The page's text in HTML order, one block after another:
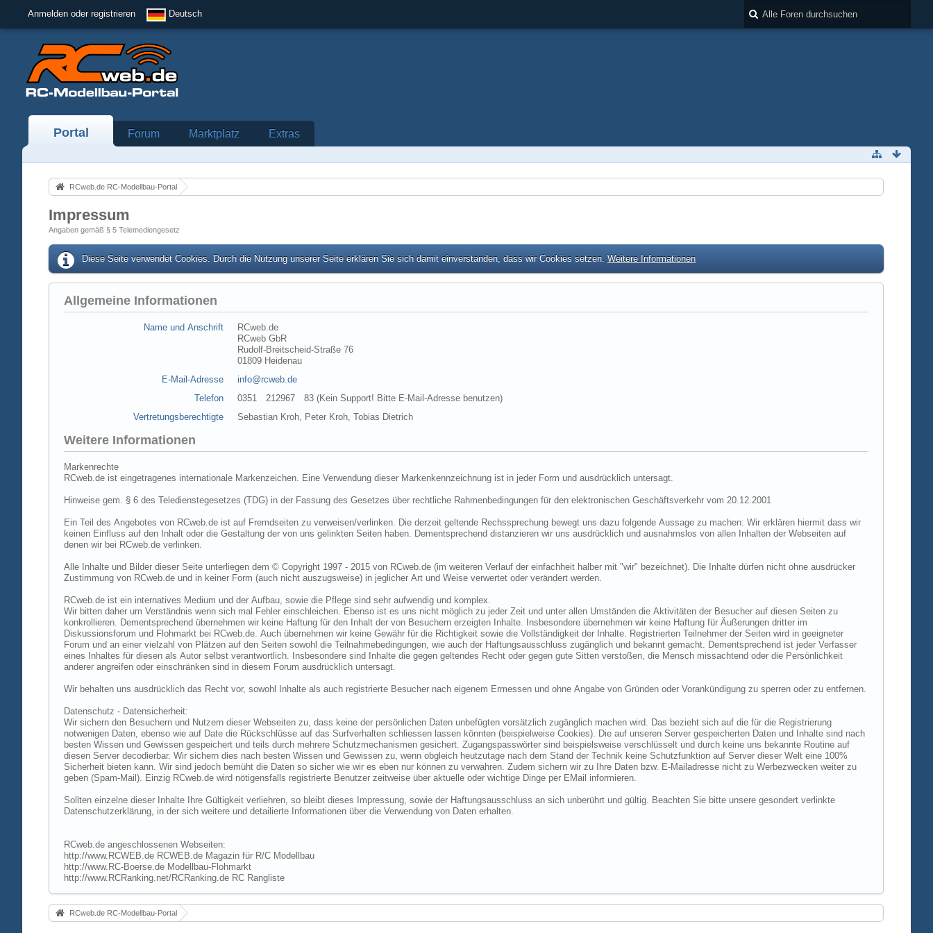
Anmelden oder registrieren Deutsch
Portal Forum Marktplatz Extras
RCweb.de RC-Modellbau-Portal
Impressum
Angaben gemäß § 5 Telemediengesetz
Diese Seite verwendet Cookies. Durch die Nutzung unserer Seite erklären Sie sich damit einverstanden, dass wir Cookies setzen. Weitere Informationen
Allgemeine Informationen
Name und Anschrift
RCweb.de
RCweb GbR
Rudolf-Breitscheid-Straße 76
01809 Heidenau
E-Mail-Adresse
info@rcweb.de
Telefon
0351 212967 83 (Kein Support! Bitte E-Mail-Adresse benutzen)
Vertretungsberechtigte
Sebastian Kroh, Peter Kroh, Tobias Dietrich
Weitere Informationen
Markenrechte
RCweb.de ist eingetragenes internationale Markenzeichen. Eine Verwendung dieser Markenkennzeichnung ist in jeder Form und ausdrücklich untersagt.
Hinweise gem. § 6 des Teledienstegesetzes (TDG) in der Fassung des Gesetzes über rechtliche Rahmenbedingungen für den elektronischen Geschäftsverkehr vom 20.12.2001
Ein Teil des Angebotes von RCweb.de ist auf Fremdseiten zu verweisen/verlinken. Die derzeit geltende Rechssprechung bewegt uns dazu folgende Aussage zu machen: Wir erklären hiermit dass wir
keinen Einfluss auf den Inhalt oder die Gestaltung der von uns gelinkten Seiten haben. Dementsprechend distanzieren wir uns ausdrücklich und ausnahmslos von allen Inhalten der Webseiten auf
denen wir bei RCweb.de verlinken.
Alle Inhalte und Bilder dieser Seite unterliegen dem © Copyright 1997 - 2015 von RCweb.de (im weiteren Verlauf der einfachheit halber mit "wir" bezeichnet). Die Inhalte dürfen nicht ohne ausdrücker
Zustimmung von RCweb.de und in keiner Form (auch nicht auszugsweise) in jeglicher Art und Weise verwertet oder verändert werden.
RCweb.de ist ein internatives Medium und der Aufbau, sowie die Pflege sind sehr aufwendig und komplex.
Wir bitten daher um Verständnis wenn sich mal Fehler einschleichen. Ebenso ist es uns nicht möglich zu jeder Zeit und unter allen Umständen die Aktivitäten der Besucher auf diesen Seiten zu
konkrollieren. Dementsprechend übernehmen wir keine Haftung für den Inhalt der von Besuchern erzeigten Inhalte. Insbesondere übernehmen wir keine Haftung für Äußerungen dritter im
Diskussionsforum und Flohmarkt bei RCweb.de. Auch übernehmen wir keine Gewähr für die Richtigkeit sowie die Vollständigkeit der Inhalte. Registrierten Teilnehmer der Seiten wird in geeigneter
Forum und an einer vielzahl von Plätzen auf den Seiten sowohl die Teilnahmebedingungen, wie auch der Haftungsausschluss zugänglich und bekannt gemacht. Dementsprechend ist jeder Verfasser
eines Inhaltes für diesen als Autor selbst verantwortlich. Insbesondere sind Inhalte die gegen geltendes Recht oder gegen gute Sitten verstoßen, die Mensch missachtend oder die Persönlichkeit
anderer angreifen oder einschränken sind in diesem Forum ausdrücklich untersagt.
Wir behalten uns ausdrücklich das Recht vor, sowohl Inhalte als auch registrierte Besucher nach eigenem Ermessen und ohne Angabe von Gründen oder Vorankündigung zu sperren oder zu entfernen.
Datenschutz - Datensicherheit:
Wir sichern den Besuchern und Nutzern dieser Webseiten zu, dass keine der persönlichen Daten unbefügten vorsätzlich zugänglich machen wird. Das bezieht sich auf die für die Registrierung
notwenigen Daten, ebenso wie auf Date die Rückschlüsse auf das Surfverhalten schliessen lassen könnten (beispielweise Cookies). Die auf unseren Server gespeicherten Daten und Inhalte sind nach
besten Wissen und Gewissen gespeichert und teils durch mehrere Schutzmechanismen gesichert. Zugangspasswörter sind beispielsweise verschlüsselt und durch keine uns bekannte Routine auf
diesen Server decodierbar. Wir sichern dies nach besten Wissen und Gewissen zu, wenn obgleich heutzutage nach dem Stand der Technik keine Schutzfunktion auf Server dieser Welt eine 100%
Sicherheit bieten kann. Wir sind jedoch bemüht die Daten so sicher wie wir es eben nur können zu verwahren. Zudem sichern wir zu Ihre Daten bzw. E-Mailadresse nicht zu Werbezwecken weiter zu
geben (Spam-Mail). Einzig RCweb.de wird nötigensfalls registrierte Benutzer zeitweise über aktuelle oder wichtige Dinge per EMail informieren.
Sollten einzelne dieser Inhalte Ihre Gültigkeit verliehren, so bleibt dieses Impressung, sowie der Haftungsausschluss an sich unberührt und gültig. Beachten Sie bitte unsere gesondert verlinkte
Datenschutzerklärung, in der sich weitere und detailierte Informationen über die Verwendung von Daten erhalten.
RCweb.de angeschlossenen Webseiten:
http://www.RCWEB.de RCWEB.de Magazin für R/C Modellbau
http://www.RC-Boerse.de Modellbau-Flohmarkt
http://www.RCRanking.net/RCRanking.de RC Rangliste
RCweb.de RC-Modellbau-Portal